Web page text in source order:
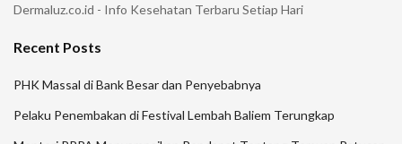
Dermaluz.co.id - Info Kesehatan Terbaru Setiap Hari
Recent Posts
PHK Massal di Bank Besar dan Penyebabnya
Pelaku Penembakan di Festival Lembah Baliem Terungkap